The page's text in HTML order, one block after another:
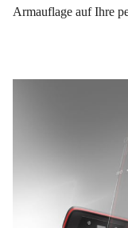
Armauflage auf Ihre